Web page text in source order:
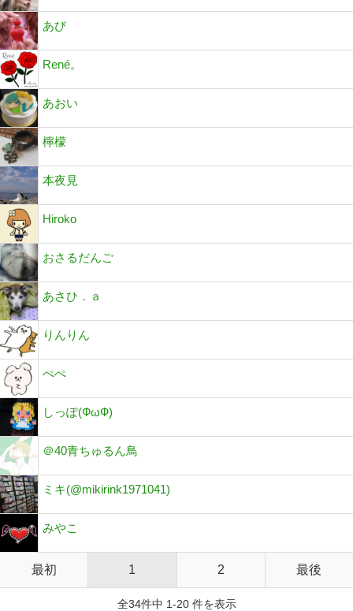
あび
René。
あおい
檸檬
本夜見
Hiroko
おさるだんご
あさひ．ａ
りんりん
ぺぺ
しっぽ(ФωФ)
＠40青ちゅるん鳥
ミキ(@mikirink1971041)
みやこ
最初 1 2 最後
全34件中 1-20 件を表示